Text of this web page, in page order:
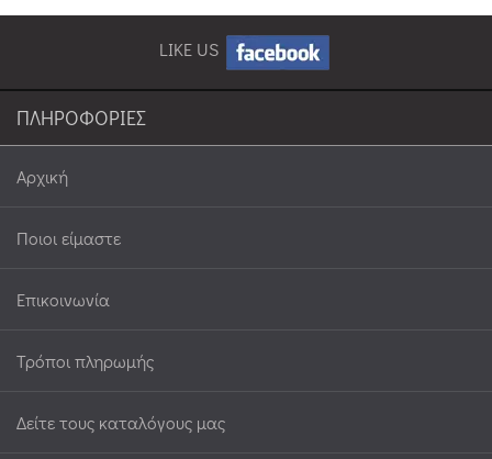
LIKE US
ΠΛΗΡΟΦΟΡΙΕΣ
Αρχική
Ποιοι είμαστε
Επικοινωνία
Τρόποι πληρωμής
Δείτε τους καταλόγους μας